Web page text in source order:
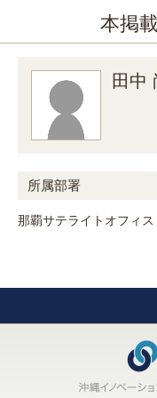
本掲
田中
所属部署
那覇サテライトオフィス